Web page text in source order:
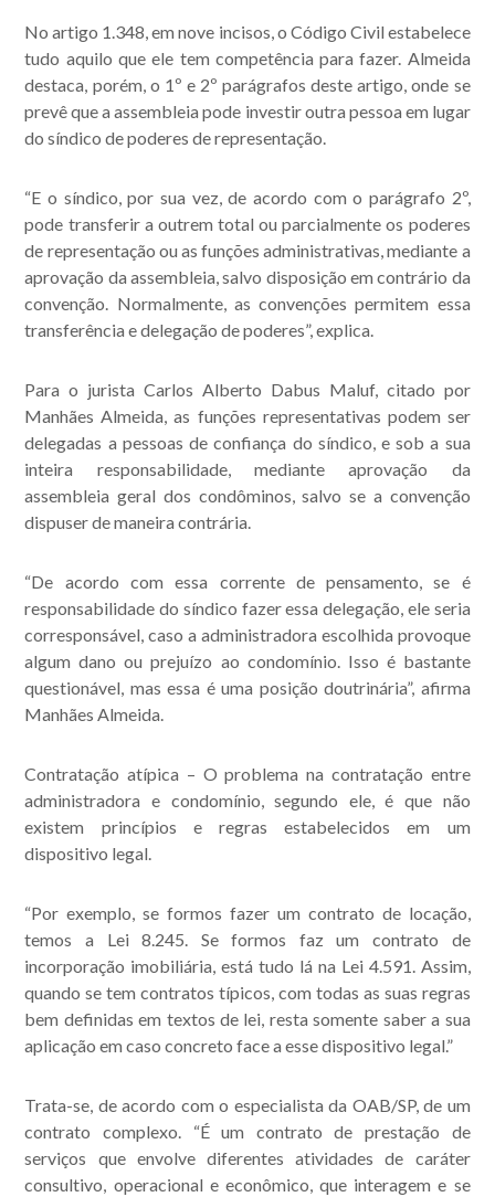
Acompanhe nossas
publicações.
No artigo 1.348, em nove incisos, o Código Civil estabelece
tudo aquilo que ele tem competência para fazer. Almeida
destaca, porém, o 1º e 2º parágrafos deste artigo, onde se
prevê que a assembleia pode investir outra pessoa em lugar
do síndico de poderes de representação.
“E o síndico, por sua vez, de acordo com o parágrafo 2º,
pode transferir a outrem total ou parcialmente os poderes
de representação ou as funções administrativas, mediante a
aprovação da assembleia, salvo disposição em contrário da
convenção. Normalmente, as convenções permitem essa
transferência e delegação de poderes”, explica.
Para o jurista Carlos Alberto Dabus Maluf, citado por
Manhães Almeida, as funções representativas podem ser
delegadas a pessoas de confiança do síndico, e sob a sua
inteira responsabilidade, mediante aprovação da
assembleia geral dos condôminos, salvo se a convenção
dispuser de maneira contrária.
“De acordo com essa corrente de pensamento, se é
responsabilidade do síndico fazer essa delegação, ele seria
corresponsável, caso a administradora escolhida provoque
algum dano ou prejuízo ao condomínio. Isso é bastante
questionável, mas essa é uma posição doutrinária”, afirma
Manhães Almeida.
Contratação atípica – O problema na contratação entre
administradora e condomínio, segundo ele, é que não
existem princípios e regras estabelecidos em um
dispositivo legal.
“Por exemplo, se formos fazer um contrato de locação,
temos a Lei 8.245. Se formos faz um contrato de
incorporação imobiliária, está tudo lá na Lei 4.591. Assim,
quando se tem contratos típicos, com todas as suas regras
bem definidas em textos de lei, resta somente saber a sua
aplicação em caso concreto face a esse dispositivo legal.”
Trata-se, de acordo com o especialista da OAB/SP, de um
contrato complexo. “É um contrato de prestação de
serviços que envolve diferentes atividades de caráter
consultivo, operacional e econômico, que interagem e se